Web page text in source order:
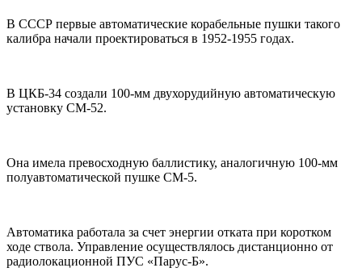
В СССР первые автоматические корабельные пушки такого
калибра начали проектироваться в 1952-1955 годах.
В ЦКБ-34 создали 100-мм двухорудийную автоматическую
установку СМ-52.
Она имела превосходную баллистику, аналогичную 100-мм
полуавтоматической пушке СМ-5.
Автоматика работала за счет энергии отката при коротком
ходе ствола. Управление осуществлялось дистанционно от
радиолокационной ПУС «Парус-Б».